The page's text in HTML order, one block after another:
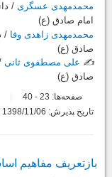
محمدمهدی عسگری /
امام صادق (ع)
محمدمهدی زاهدی وفا /
صادق (ع)
✍️ علی مصطفوی ثانی
صادق (ع)
صفحه‌ها: 23
-
تاریخ پذیرش: 1398/11/06
بازتعریف مفاهیم